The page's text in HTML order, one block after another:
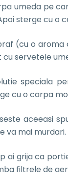
umeda pe
sterge cu o
(cu o
servetele
speciala
cu o carpa
aceeasi
va mai murdari.
ai grija ca
filtrele de